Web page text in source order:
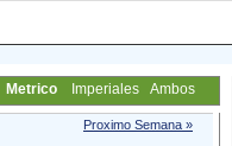
Metrico Imperiales Ambos
Proximo Semana »